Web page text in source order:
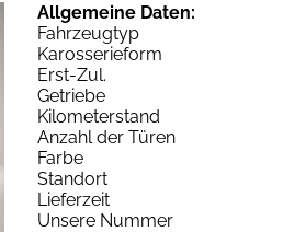
Allgemeine Daten:
Fahrzeugtyp
Karosserieform
Erst-Zul.
Getriebe
Kilometerstand
Anzahl der Türen
Farbe
Standort
Lieferzeit
Unsere Nummer